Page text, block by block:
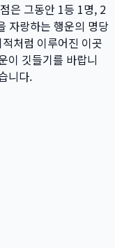
은 그동안 1등 1명, 2
자랑하는 행운의 명당
처럼 이루어진 이곳
이 깃들기를 바랍니
니다.